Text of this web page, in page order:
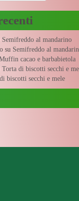
Semifreddo al mandarino
su Semifreddo al
cacao e barbabietola
Torta di biscotti secchi e
biscotti secchi e mele